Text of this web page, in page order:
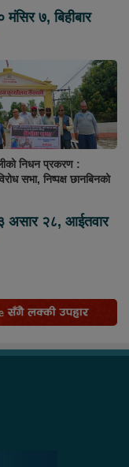
मंसिर ७, बिहीबार
निधन प्रकरण :
सभा, निष्पक्ष छानबिनको
असार २८, आईतवार